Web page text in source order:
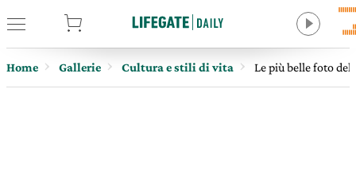
Home Gallerie Cultura e stili di vita Le più belle foto